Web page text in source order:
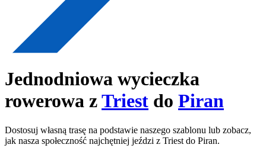
Jednodniowa wycieczka
rowerowa zTriest do Piran
Dostosuj własną trasę na podstawie naszego szablonu lub zobacz,
jak nasza społeczność najchętniej jeździ z Triest do Piran.